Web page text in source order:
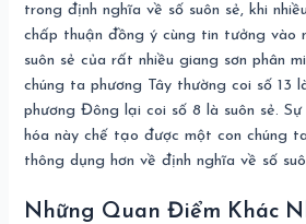
trong định nghĩa về số suôn sẻ, khi
chấp thuận đồng ý cùng tin tưởng vào
suôn sẻ của rất nhiều giang sơn phân
chúng ta phương Tây thường coi số 13
phương Đông lại coi số 8 là suôn sẻ.
hóa này chế tạo được một con chúng
thông dụng hơn về định nghĩa về số
Những Quan Điểm Khác